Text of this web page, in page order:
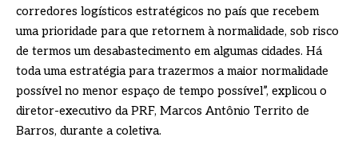
corredores logísticos estratégicos no país que recebem
uma prioridade para que retornem à normalidade, sob risco
de termos um desabastecimento em algumas cidades. Há
toda uma estratégia para trazermos a maior normalidade
possível no menor espaço de tempo possível”, explicou o
diretor-executivo da PRF, Marcos Antônio Territo de
Barros, durante a coletiva.